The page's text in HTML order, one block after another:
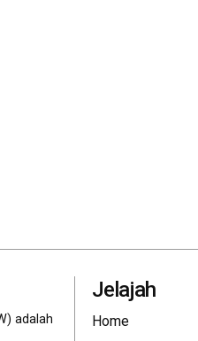
adalah
Jelajah
Home